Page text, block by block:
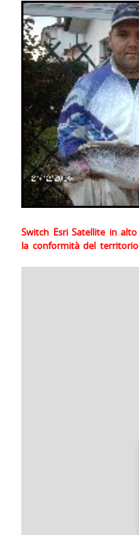
Switch Esri Satellite in
la conformità del territorio